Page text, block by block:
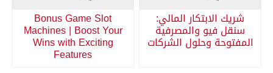
شريك الابتكار المالي:
سنقل فيو والمصرفية
المفتوحة وحلول الشركات
Bonus Game Slot
Machines | Boost Your
Wins with Exciting
Features